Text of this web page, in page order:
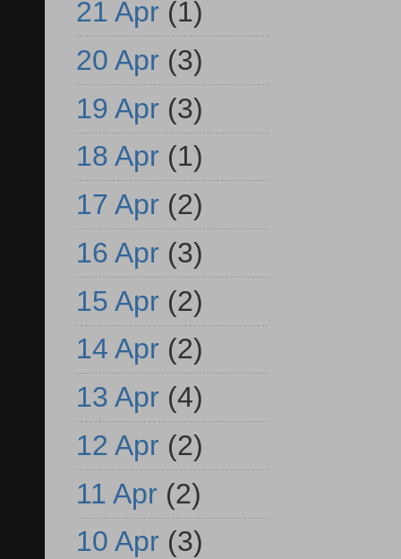
21 Apr (1)
20 Apr (3)
19 Apr (3)
18 Apr (1)
17 Apr (2)
16 Apr (3)
15 Apr (2)
14 Apr (2)
13 Apr (4)
12 Apr (2)
11 Apr (2)
10 Apr (3)